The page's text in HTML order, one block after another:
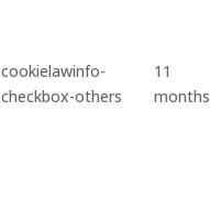
cookielawinfo-
checkbox-others
11
months